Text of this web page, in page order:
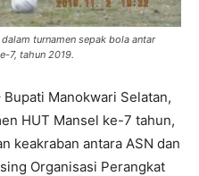
turnamen sepak bola antar
7, tahun 2019.
Bupati Manokwari Selatan,
HUT Mansel ke-7 tahun,
keakraban antara ASN dan
Organisasi Perangkat